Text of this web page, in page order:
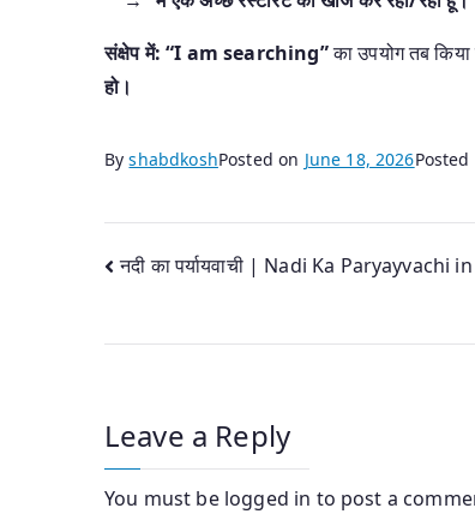
संक्षेप में: “I am searching”का उपयोग तब
हो।
ByshabdkoshPosted on June 18, 2026Posted
Post
नदी का पर्यायवाची | Nadi Ka Paryayvachi
Leave a Reply
You must be logged in to post a